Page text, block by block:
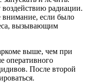
радиации.
внимание, если было
вызывающим
выше, чем при
оперативного
После второй